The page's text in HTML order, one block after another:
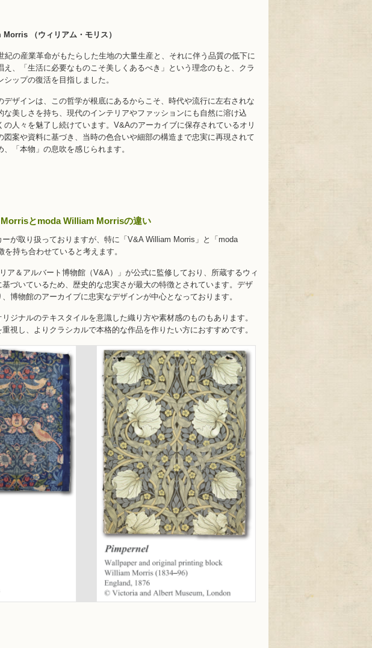
（ウィリアム・モリス）
紀の産業革命がもたらした生地の大量生産と、それに伴う品質の低下に
え、「生活に必要なものこそ美しくあるべき」という理念のもと、クラ
シップの復活を目指しました。
デザインは、この哲学が根底にあるからこそ、時代や流行に左右されな
な美しさを持ち、現代のインテリアやファッションにも自然に溶け込
の人々を魅了し続けています。V&Aのアーカイブに保存されているオリ
図案や資料に基づき、当時の色合いや細部の構造まで忠実に再現されて
、「本物」の息吹を感じられます。
とmoda William Morrisの違い
が取り扱っておりますが、特に「V&A William Morris」と「moda
持ち合わせていると考えます。
ア＆アルバート博物館（V&A）」が公式に監修しており、所蔵するウィ
づいているため、歴史的な忠実さが最大の特徴とされています。デザ
博物館のアーカイブに忠実なデザインが中心となっております。
ジナルのテキスタイルを意識した織り方や素材感のものもあります。
視し、よりクラシカルで本格的な作品を作りたい方におすすめです。